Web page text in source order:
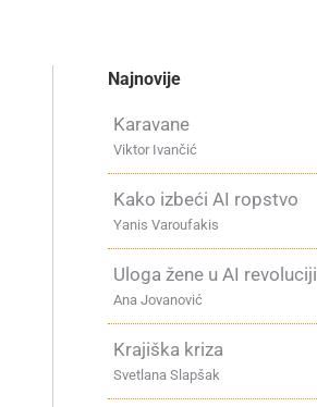
Najnovije
Karavane
Viktor Ivančić
Kako izbeći AI ropstvo
Yanis Varoufakis
Uloga žene u AI revoluciji
Ana Jovanović
Krajiška kriza
Svetlana Slapšak